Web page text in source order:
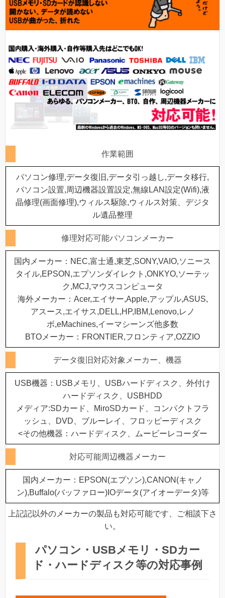
作業範囲
パソコン修理,データ復旧,データ引っ越し,データ移行,
パソコン設置,周辺機器設置設定,無線LAN設定(Wifi),液
晶修理(画面修理),ウィルス駆除,ウィルス対策、デジタ
ル遺品整理
修理対応可能パソコンメーカー
国内メーカー：NEC,富士通,東芝,SONY,VAIO,ソニース
タイル,EPSON,エプソンダイレクト,ONKYO,ソーテッ
ク,MCJ,マウスコンピュータ
海外メーカー：Acer,エイサー,Apple,アップル,ASUS,
アスース,エイサス,DELL,HP,IBM,Lenovo,レノ
ボ,eMachines,イーマシーンズ他多数
BTOメーカー：FRONTIER,フロンティア,OZZIO
データ復旧対応対象メーカー、機器
USB機器：USBメモリ、USBハードディスク、外付け
ハードディスク、USBHDD
メディア:SDカード、MiroSDカード、コンパクトフラ
ッシュ、DVD、ブルーレイ、フロッピーディスク
<その他機器：ハードディスク、ムービーレコーダー
対応可能周辺機器メーカー
国内メーカー：EPSON(エプソン),CANON(キャノ
ン),Buffalo(バッファロー)IOデータ(アイオーデータ)等
上記記以外のメーカーの製品も対応可能です、ご相談下さ
い。
パソコン・USBメモリ・SDカー
ド・ハードディスク等の対応事例